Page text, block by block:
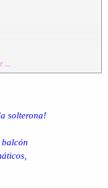
...
solterona!
balcón